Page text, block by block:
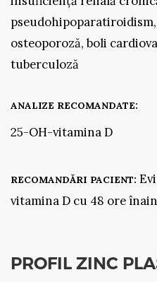
osteoporoză, boli
tuberculoză
ANALIZE RECOMANDATE:
25-OH-vitamina D
RECOMANDĂRI PACIENT:
vitamina D cu 48 ore
PROFIL ZINC